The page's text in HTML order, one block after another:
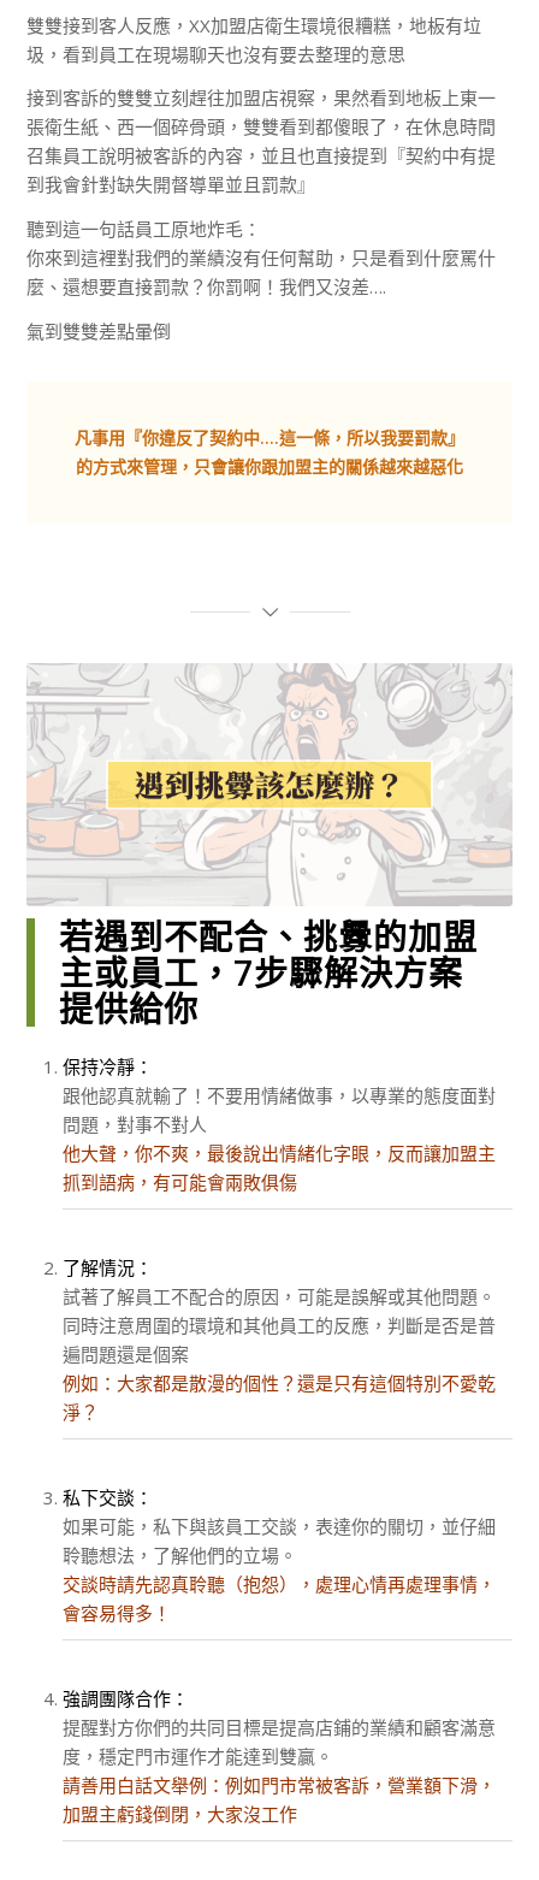
雙雙接到客人反應，XX加盟店衛生環境很糟糕，地板有垃
圾，看到員工在現場聊天也沒有要去整理的意思
接到客訴的雙雙立刻趕往加盟店視察，果然看到地板上東一
張衛生紙、西一個碎骨頭，雙雙看到都傻眼了，在休息時間
召集員工說明被客訴的內容，並且也直接提到『契約中有提
到我會針對缺失開督導單並且罰款』
聽到這一句話員工原地炸毛：
你來到這裡對我們的業績沒有任何幫助，只是看到什麼罵什
麼、還想要直接罰款？你罰啊！我們又沒差….
氣到雙雙差點暈倒
凡事用『你違反了契約中….這一條，所以我要罰款』
的方式來管理，只會讓你跟加盟主的關係越來越惡化
若遇到不配合、挑釁的加盟
主或員工，7步驟解決方案
提供給你
保持冷靜：
跟他認真就輸了！不要用情緒做事，以專業的態度面對
問題，對事不對人
他大聲，你不爽，最後說出情緒化字眼，反而讓加盟主
抓到語病，有可能會兩敗俱傷
了解情況：
試著了解員工不配合的原因，可能是誤解或其他問題。
同時注意周圍的環境和其他員工的反應，判斷是否是普
遍問題還是個案
例如：大家都是散漫的個性？還是只有這個特別不愛乾
淨？
私下交談：
如果可能，私下與該員工交談，表達你的關切，並仔細
聆聽想法，了解他們的立場。
交談時請先認真聆聽（抱怨），處理心情再處理事情，
會容易得多！
強調團隊合作：
提醒對方你們的共同目標是提高店鋪的業績和顧客滿意
度，穩定門市運作才能達到雙贏。
請善用白話文舉例：例如門市常被客訴，營業額下滑，
加盟主虧錢倒閉，大家沒工作